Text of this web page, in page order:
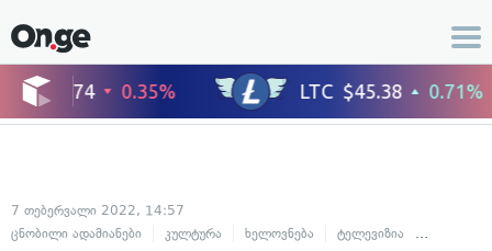
7 თებერვალი 2022, 14:57
ცნობილი ადამიანები
კულტურა ხელოვნება ტელევიზია